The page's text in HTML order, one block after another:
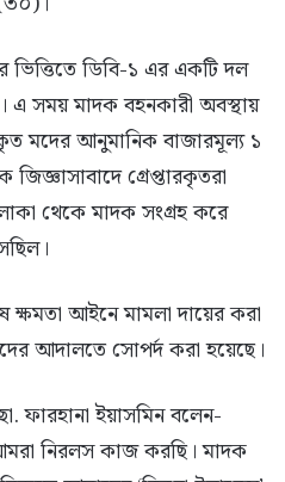
ডিবি-১ এর একটি দল
সময় মাদক বহনকারী অবস্থায়
মদের আনুমানিক বাজারমূল্য ১
গ্রেপ্তারকৃতরা
থেকে মাদক সংগ্রহ করে
ক্ষমতা আইনে মামলা দায়ের করা
আদালতে সোপর্দ করা হয়েছে।
ফারহানা ইয়াসমিন বলেন-
নিরলস কাজ করছি। মাদক